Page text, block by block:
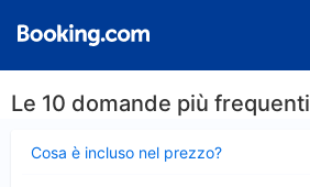
Le 10 domande più frequenti
Cosa è incluso nel prezzo?
chiuso